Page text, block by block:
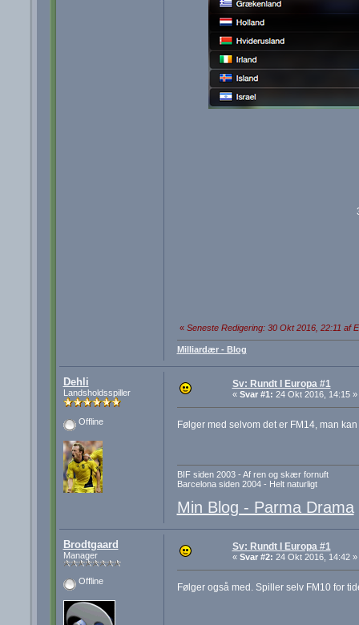
« Seneste Redigering: 30 Okt 2016, 22:11 af
Milliardær - Blog
Dehli
Landsholdsspiller
Offline
Sv: Rundt I Europa #1
« Svar #1: 24 Okt 2016, 14:15 »
Følger med selvom det er FM14, man
BIF siden 2003 - Af ren og skær fornuft
Barcelona siden 2004 - Helt naturligt
Min Blog - Parma Drama
Brodtgaard
Manager
Offline
Sv: Rundt I Europa #1
« Svar #2: 24 Okt 2016, 14:42 »
Følger også med. Spiller selv FM10 for